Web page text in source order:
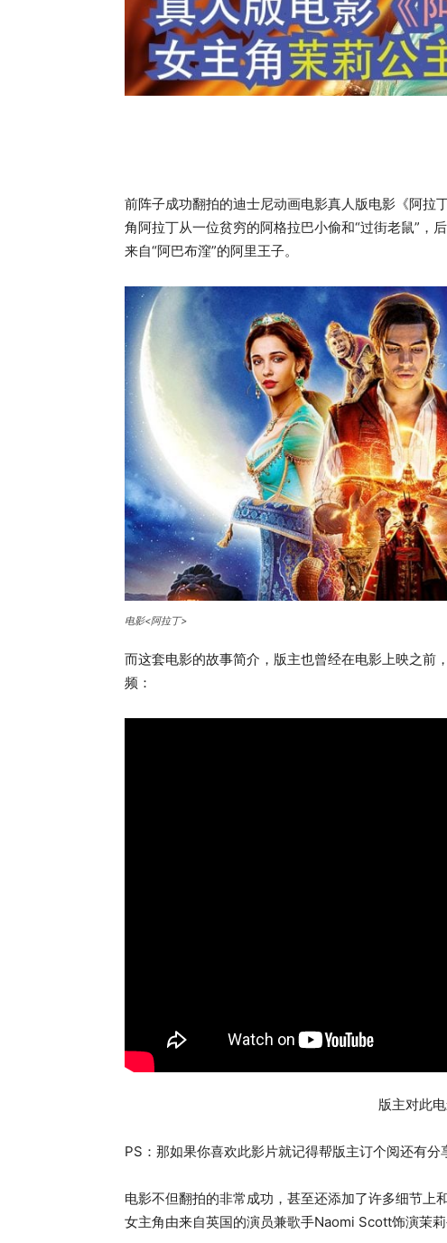
前阵子成功翻拍的迪士尼动画电影真人版电影《阿拉
角阿拉丁从一位贫穷的阿格拉巴小偷和“过街老鼠”，
来自“阿巴布漥”的阿里王子。
电影<阿拉丁>
而这套电影的故事简介，版主也曾经在电影上映之
频：
版主对此
PS：那如果你喜欢此影片就记得帮版主订个阅还有分
电影不但翻拍的非常成功，甚至还添加了许多细节上
女主角由来自英国的演员兼歌手Naomi Scott饰演茉莉